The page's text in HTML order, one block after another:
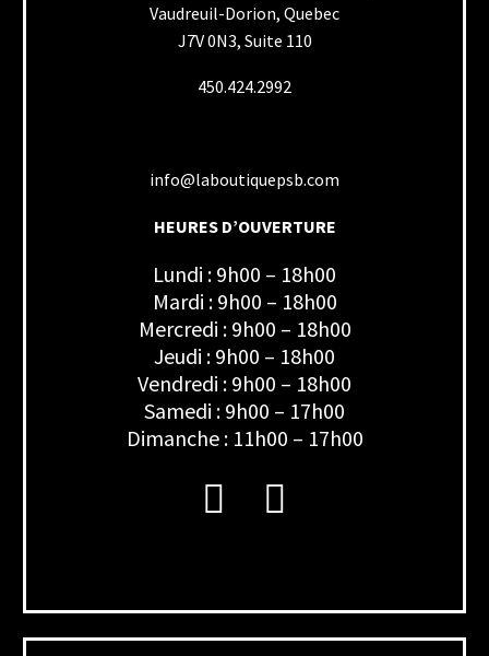
Vaudreuil-Dorion, Quebec
J7V 0N3, Suite 110
450.424.2992
info@laboutiquepsb.com
HEURES D’OUVERTURE
Lundi : 9h00 – 18h00
Mardi : 9h00 – 18h00
Mercredi : 9h00 – 18h00
Jeudi : 9h00 – 18h00
Vendredi : 9h00 – 18h00
Samedi : 9h00 – 17h00
Dimanche : 11h00 – 17h00